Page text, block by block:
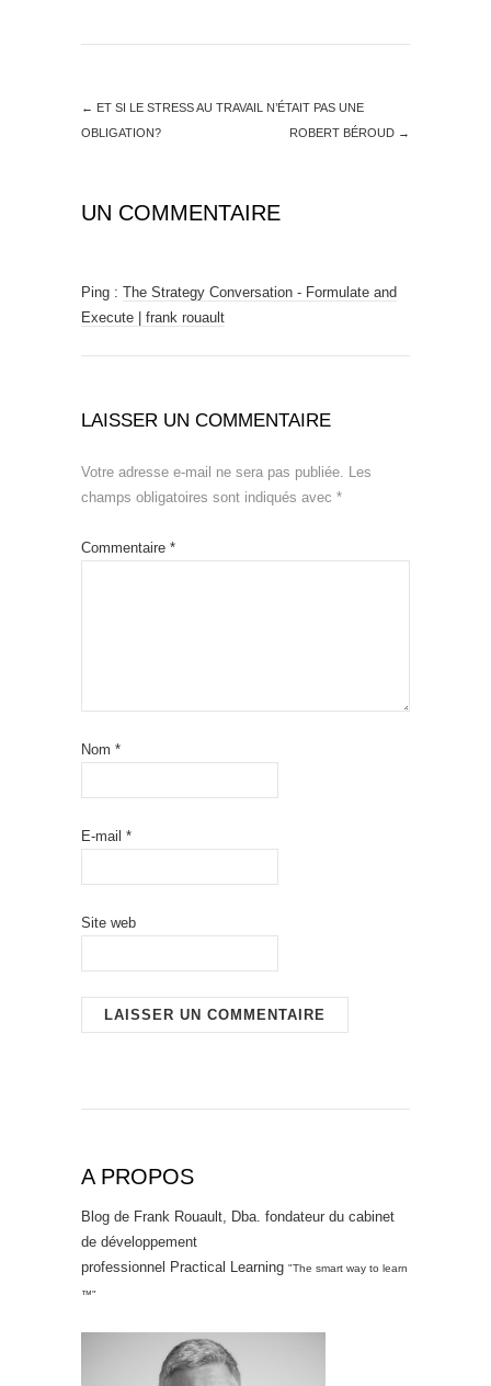
← ET SI LE STRESS AU TRAVAIL N’ÉTAIT PAS UNE
OBLIGATION?
ROBERT BÉROUD →
UN COMMENTAIRE
Ping : The Strategy Conversation - Formulate and
Execute | frank rouault
LAISSER UN COMMENTAIRE
Votre adresse e-mail ne sera pas publiée. Les
champs obligatoires sont indiqués avec *
Commentaire *
Nom *
E-mail *
Site web
A PROPOS
Blog de Frank Rouault, Dba. fondateur du cabinet
de développement
professionnel Practical Learning "The smart way to learn
™"